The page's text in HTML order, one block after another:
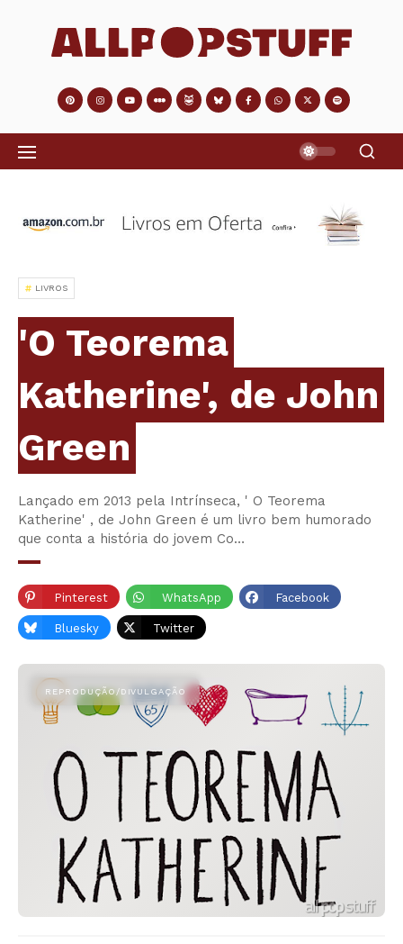
LIVROS
'O Teorema
Katherine', de John
Green
Lançado em 2013 pela Intrínseca, ' O Teorema
Katherine' , de John Green é um livro bem humorado
que conta a história do jovem Co…
Pinterest WhatsApp Facebook
Bluesky Twitter